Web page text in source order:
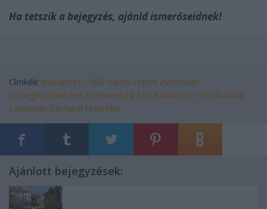
Ha tetszik a bejegyzés, ajánld ismerőseidnek!
Címkék: budapest 1980 város képek évforduló
tömegközlekedés érdekesség tatra villamos t5c5 kulfoldi
szemmel Gerhard Haschke
Ajánlott bejegyzések: